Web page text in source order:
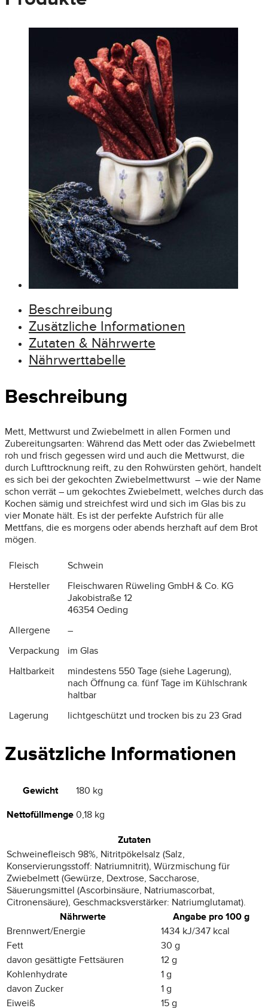
Beschreibung
Zusätzliche Informationen
Zutaten & Nährwerte
Nährwerttabelle
Beschreibung
Mett, Mettwurst und Zwiebelmett in allen Formen und
Zubereitungsarten: Während das Mett oder das Zwiebelmett
roh und frisch gegessen wird und auch die Mettwurst, die
durch Lufttrocknung reift, zu den Rohwürsten gehört, handelt
es sich bei der gekochten Zwiebelmettwurst – wie der Name
schon verrät – um gekochtes Zwiebelmett, welches durch das
Kochen sämig und streichfest wird und sich im Glas bis zu
vier Monate hält. Es ist der perfekte Aufstrich für alle
Mettfans, die es morgens oder abends herzhaft auf dem Brot
mögen.
Fleisch
Schwein
Hersteller
Fleischwaren Rüweling GmbH & Co. KG
Jakobistraße 12
46354 Oeding
Allergene
–
Verpackung
im Glas
Haltbarkeit
mindestens 550 Tage (siehe Lagerung),
nach Öffnung ca. fünf Tage im Kühlschrank
haltbar
Lagerung
lichtgeschützt und trocken bis zu 23 Grad
Zusätzliche Informationen
Gewicht
180 kg
Nettofüllmenge 0,18 kg
Zutaten
Schweinefleisch 98%, Nitritpökelsalz (Salz,
Konservierungsstoff: Natriumnitrit), Würzmischung für
Zwiebelmett (Gewürze, Dextrose, Saccharose,
Säuerungsmittel (Ascorbinsäure, Natriumascorbat,
Citronensäure), Geschmacksverstärker: Natriumglutamat).
Nährwerte
Angabe pro 100 g
Brennwert/Energie
1434 kJ/347 kcal
Fett
30 g
davon gesättigte Fettsäuren
12 g
Kohlenhydrate
1 g
davon Zucker
1 g
Eiweiß
15 g